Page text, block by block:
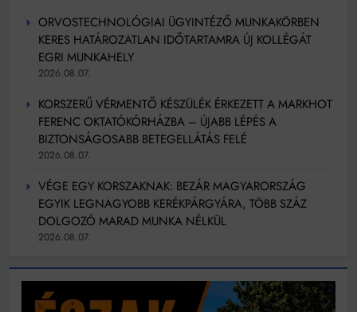
ORVOSTECHNOLÓGIAI ÜGYINTÉZŐ MUNKAKÖRBEN
KERES HATÁROZATLAN IDŐTARTAMRA ÚJ KOLLÉGÁT
EGRI MUNKAHELY
2026.08.07.
KORSZERŰ VÉRMENTŐ KÉSZÜLÉK ÉRKEZETT A MARKHOT
FERENC OKTATÓKÓRHÁZBA – ÚJABB LÉPÉS A
BIZTONSÁGOSABB BETEGELLÁTÁS FELÉ
2026.08.07.
VÉGE EGY KORSZAKNAK: BEZÁR MAGYARORSZÁG
EGYIK LEGNAGYOBB KERÉKPÁRGYÁRA, TÖBB SZÁZ
DOLGOZÓ MARAD MUNKA NÉLKÜL
2026.08.07.